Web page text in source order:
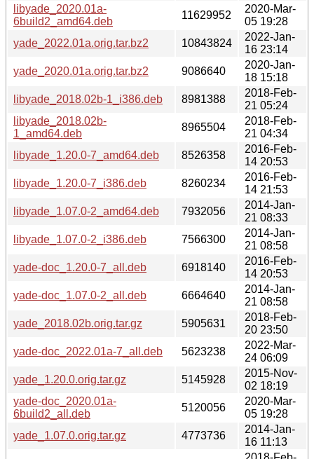
libyade_2020.01a-
6build2_amd64.deb
11629952
2020-Mar-
05 19:28
yade_2022.01a.orig.tar.bz2
10843824
2022-Jan-
16 23:14
yade_2020.01a.orig.tar.bz2
9086640
2020-Jan-
18 15:18
libyade_2018.02b-1_i386.deb
8981388
2018-Feb-
21 05:24
libyade_2018.02b-
1_amd64.deb
8965504
2018-Feb-
21 04:34
libyade_1.20.0-7_amd64.deb
8526358
2016-Feb-
14 20:53
libyade_1.20.0-7_i386.deb
8260234
2016-Feb-
14 21:53
libyade_1.07.0-2_amd64.deb
7932056
2014-Jan-
21 08:33
libyade_1.07.0-2_i386.deb
7566300
2014-Jan-
21 08:58
yade-doc_1.20.0-7_all.deb
6918140
2016-Feb-
14 20:53
yade-doc_1.07.0-2_all.deb
6664640
2014-Jan-
21 08:58
yade_2018.02b.orig.tar.gz
5905631
2018-Feb-
20 23:50
yade-doc_2022.01a-7_all.deb
5623238
2022-Mar-
24 06:09
yade_1.20.0.orig.tar.gz
5145928
2015-Nov-
02 18:19
yade-doc_2020.01a-
6build2_all.deb
5120056
2020-Mar-
05 19:28
yade_1.07.0.orig.tar.gz
4773736
2014-Jan-
16 11:13